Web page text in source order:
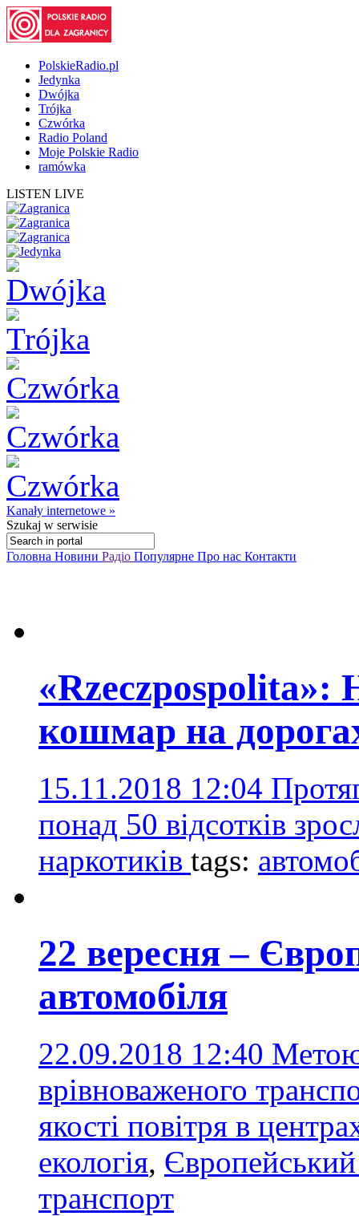
PolskieRadio.pl
Jedynka
Dwójka
Trójka
Czwórka
Radio Poland
Moje Polskie Radio
ramówka
LISTEN LIVE
Kanały internetowe »
Szukaj w serwisie
Головна Новини Радіо Популярне Про нас Контакти
«Rzeczpospolita»:
кошмар на
15.11.2018 12:04
понад 50 відсотків
наркотиків tags:
22 вересня –
автомобіля
22.09.2018 12:40
врівноваженого
якості повітря в
екологія, Європейський
транспорт